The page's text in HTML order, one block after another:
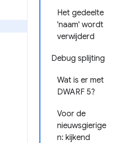
Het gedeelte
'naam' wordt
verwijderd
Debug splijting
Wat is er met
DWARF 5?
Voor de
nieuwsgierige
n: kijkend